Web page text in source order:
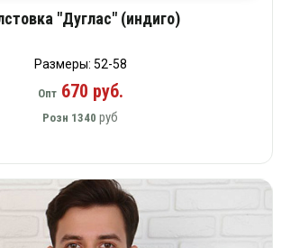
"Дуглас" (индиго)
Размеры: 52-58
Опт670 руб.
Розн 1340 руб